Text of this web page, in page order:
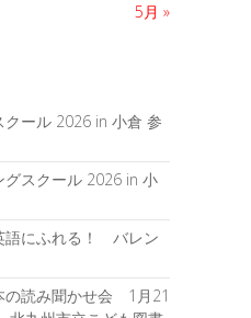
5月 »
クール 2026 in 小倉 参
グスクール 2026 in 小
語にふれる！ バレン
の読み聞かせ会 1月21